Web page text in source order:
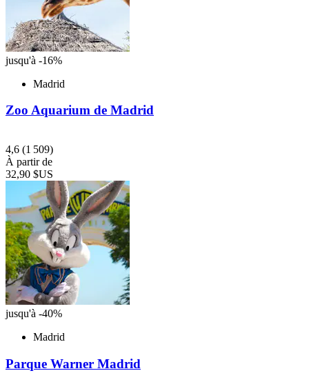
jusqu'à -16%
Madrid
Zoo Aquarium de Madrid
4,6 (1 509)
À partir de
32,90 $US
jusqu'à -40%
Madrid
Parque Warner Madrid